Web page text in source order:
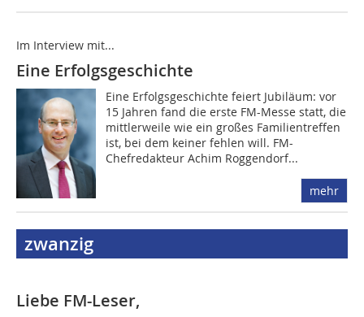
Im Interview mit...
Eine Erfolgsgeschichte
Eine Erfolgsgeschichte feiert Jubiläum: vor
15 Jahren fand die erste FM-Messe statt, die
mittlerweile wie ein großes Familientreffen
ist, bei dem keiner fehlen will. FM-
Chefredakteur Achim Roggendorf...
mehr
zwanzig
Liebe FM-Leser,